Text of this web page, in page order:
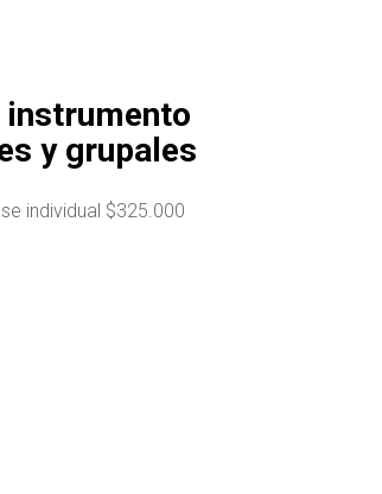
instrumento
y grupales
individual $325.000